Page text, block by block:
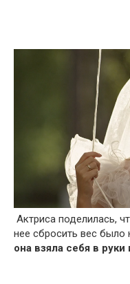
Актриса поделилась,
нее сбросить вес было
она взяла себя в